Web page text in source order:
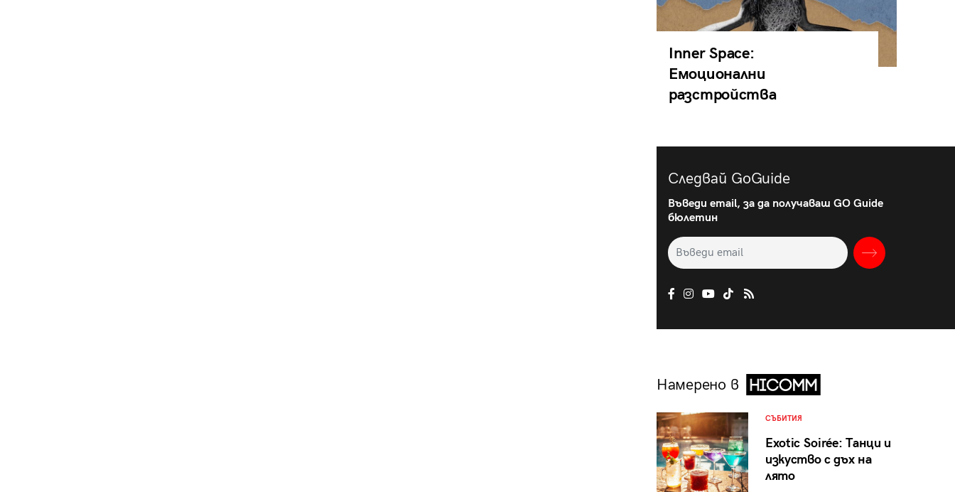
Inner Space:
Емоционални
разстройства
Следвай GoGuide
Въведи email, за да получаваш GO Guide
бюлетин
Намерено в
СЪБИТИЯ
Exotic Soirée: Танци и
изкуство с дъх на
лято